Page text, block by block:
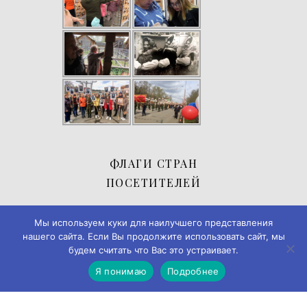
ФЛАГИ СТРАН
ПОСЕТИТЕЛЕЙ
Мы используем куки для наилучшего представления
нашего сайта. Если Вы продолжите использовать сайт, мы
будем считать что Вас это устраивает.
Я понимаю
Подробнее